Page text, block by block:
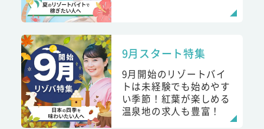
9月スタート特集
9月開始のリゾートバイ
トは未経験でも始めやす
い季節！紅葉が楽しめる
温泉地の求人も豊富！